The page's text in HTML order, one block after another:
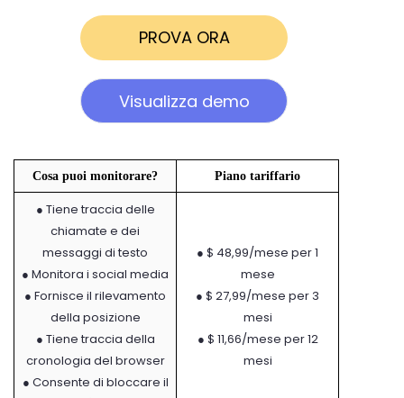
PROVA ORA
Visualizza demo
Cosa puoi monitorare? Piano tariffario
● Tiene traccia delle
chiamate e dei
messaggi di testo
● Monitora i social media
● Fornisce il rilevamento
della posizione
● Tiene traccia della
cronologia del browser
● Consente di bloccare il
● $ 48,99/mese per 1
mese
● $ 27,99/mese per 3
mesi
● $ 11,66/mese per 12
mesi